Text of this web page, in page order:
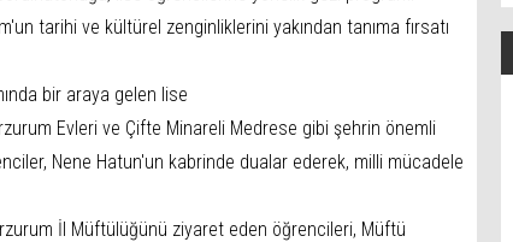
tarihi ve kültürel zenginliklerini yakından tanıma fırsatı
bir araya gelen lise
Evleri ve Çifte Minareli Medrese gibi şehrin önemli
Nene Hatun'un kabrinde dualar ederek, milli mücadele
İl Müftülüğünü ziyaret eden öğrencileri, Müftü